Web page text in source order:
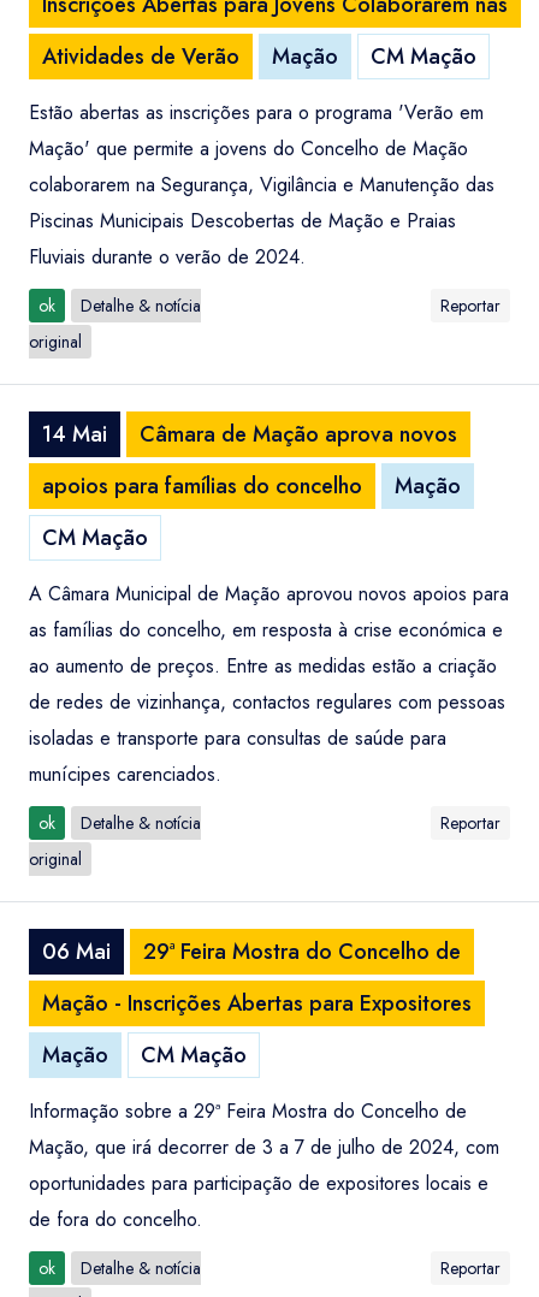
Atividades de Verão
Mação CM Mação
Estão abertas as inscrições para o programa 'Verão em
Mação' que permite a jovens do Concelho de Mação
colaborarem na Segurança, Vigilância e Manutenção das
Piscinas Municipais Descobertas de Mação e Praias
Fluviais durante o verão de 2024.
ok
Detalhe & notícia
original
Reportar
14 Mai
Câmara de Mação aprova novos
apoios para famílias do concelho
Mação
CM Mação
A Câmara Municipal de Mação aprovou novos apoios para
as famílias do concelho, em resposta à crise económica e
ao aumento de preços. Entre as medidas estão a criação
de redes de vizinhança, contactos regulares com pessoas
isoladas e transporte para consultas de saúde para
munícipes carenciados.
ok
Detalhe & notícia
original
Reportar
06 Mai
29ª Feira Mostra do Concelho de
Mação - Inscrições Abertas para Expositores
Mação
CM Mação
Informação sobre a 29ª Feira Mostra do Concelho de
Mação, que irá decorrer de 3 a 7 de julho de 2024, com
oportunidades para participação de expositores locais e
de fora do concelho.
ok
Detalhe & notícia
Reportar